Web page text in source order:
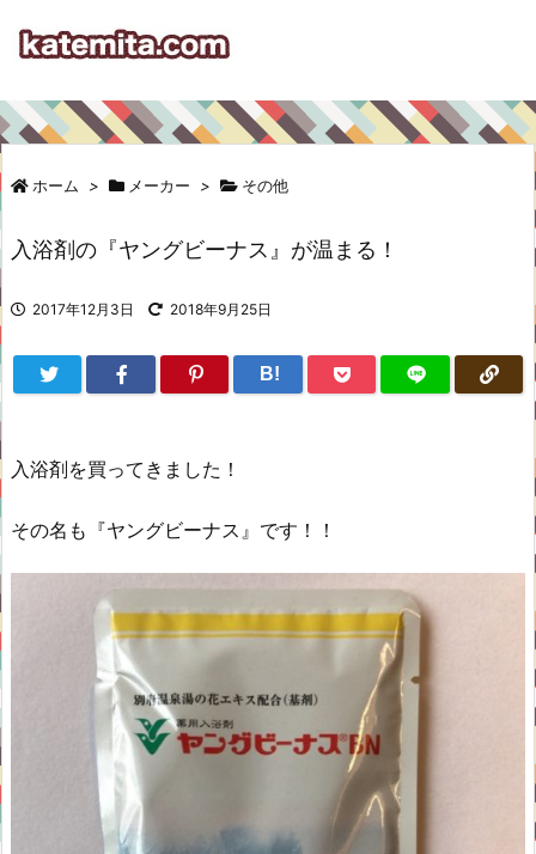
ホーム > メーカー > その他
入浴剤の『ヤングビーナス』が温まる！
2017年12月3日 2018年9月25日
B!
入浴剤を買ってきました！
その名も『ヤングビーナス』です！！